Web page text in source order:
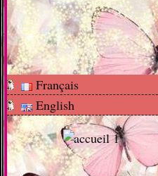
Français
English